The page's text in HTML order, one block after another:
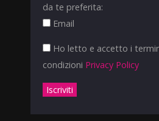
da te preferita:
Email
Ho letto e accetto i
condizioni Privacy Policy